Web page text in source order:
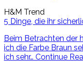
H&M Trend
5 Dinge, die ihr
Beim Betrachten der
ich die Farbe Braun
ich sehr… Continue